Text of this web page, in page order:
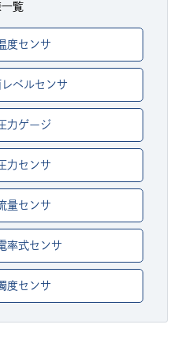
覧
度センサ
ベルセンサ
力ゲージ
力センサ
量センサ
率式センサ
度センサ